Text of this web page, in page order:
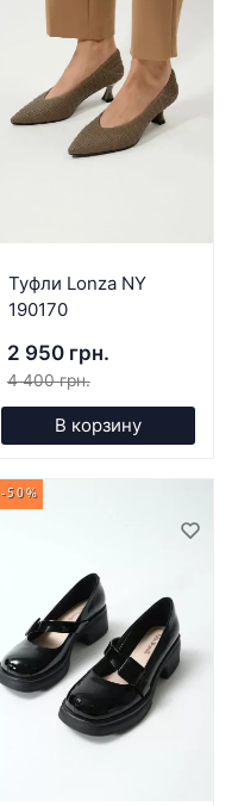
Туфли Lonza NY
190170
2 950 грн.
4 400 грн.
В корзину
-50%